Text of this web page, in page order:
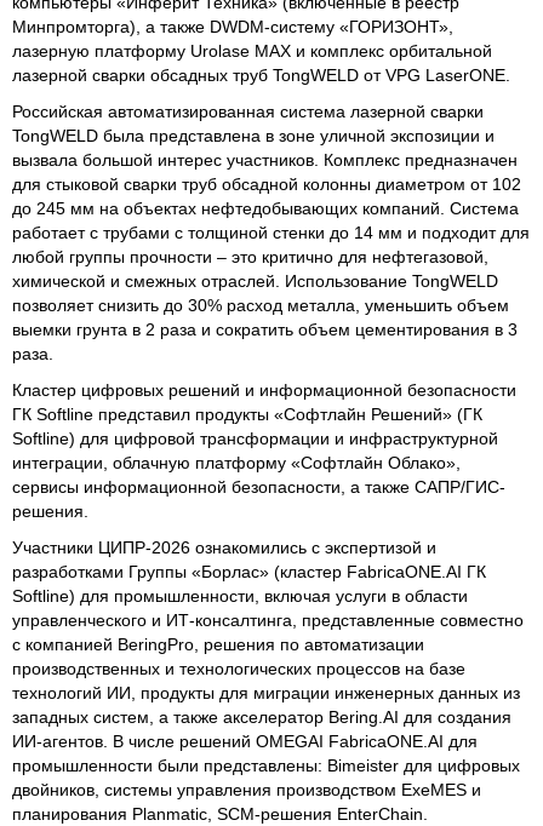
Минпромторга), а также DWDM-систему «ГОРИЗОНТ»,
лазерную платформу Urolase MAX и комплекс орбитальной
лазерной сварки обсадных труб TongWELD от VPG LaserONE.
Российская автоматизированная система лазерной сварки
TongWELD была представлена в зоне уличной экспозиции и
вызвала большой интерес участников. Комплекс предназначен
для стыковой сварки труб обсадной колонны диаметром от 102
до 245 мм на объектах нефтедобывающих компаний. Система
работает с трубами с толщиной стенки до 14 мм и подходит для
любой группы прочности – это критично для нефтегазовой,
химической и смежных отраслей. Использование TongWELD
позволяет снизить до 30% расход металла, уменьшить объем
выемки грунта в 2 раза и сократить объем цементирования в 3
раза.
Кластер цифровых решений и информационной безопасности
ГК Softline представил продукты «Софтлайн Решений» (ГК
Softline) для цифровой трансформации и инфраструктурной
интеграции, облачную платформу «Софтлайн Облако»,
сервисы информационной безопасности, а также САПР/ГИС-
решения.
Участники ЦИПР-2026 ознакомились с экспертизой и
разработками Группы «Борлас» (кластер FabricaONE.AI ГК
Softline) для промышленности, включая услуги в области
управленческого и ИТ-консалтинга, представленные совместно
с компанией BeringPro, решения по автоматизации
производственных и технологических процессов на базе
технологий ИИ, продукты для миграции инженерных данных из
западных систем, а также акселератор Bering.AI для создания
ИИ-агентов. В числе решений OMEGAI FabricaONE.AI для
промышленности были представлены: Bimeister для цифровых
двойников, системы управления производством ExeMES и
планирования Planmatic, SCM-решения EnterChain.